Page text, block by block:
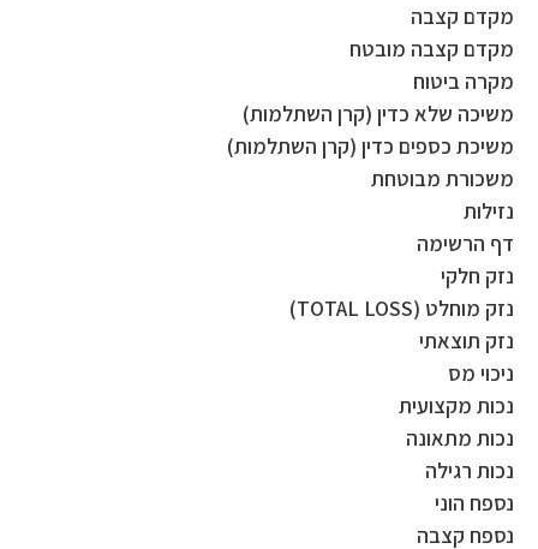
מקדם קצבה
מקדם קצבה מובטח
מקרה ביטוח
משיכה שלא כדין (קרן השתלמות)
משיכת כספים כדין (קרן השתלמות)
משכורת מבוטחת
נזילות
דף הרשימה
נזק חלקי
נזק מוחלט (TOTAL LOSS)
נזק תוצאתי
ניכוי מס
נכות מקצועית
נכות מתאונה
נכות רגילה
נספח הוני
נספח קצבה